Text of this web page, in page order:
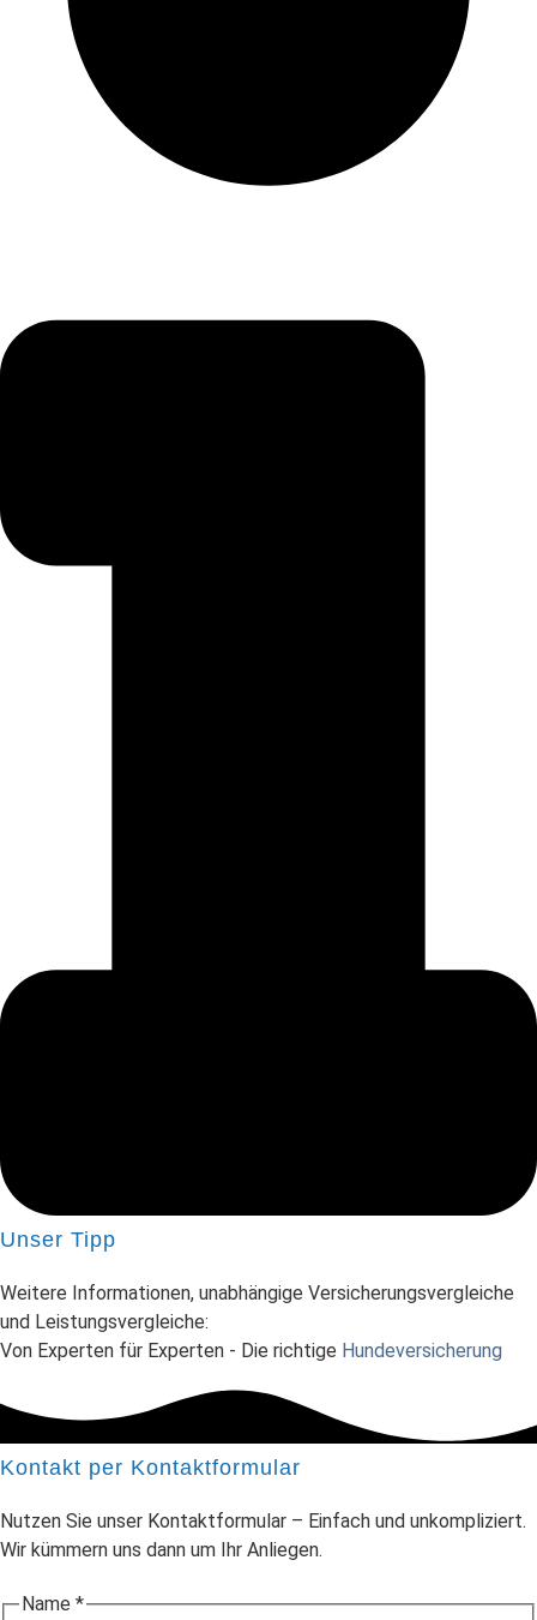
Unser Tipp
Weitere Informationen, unabhängige Versicherungsvergleiche
und Leistungsvergleiche:
Von Experten für Experten - Die richtige Hundeversicherung
Kontakt per Kontaktformular
Nutzen Sie unser Kontaktformular – Einfach und unkompliziert.
Wir kümmern uns dann um Ihr Anliegen.
Name *